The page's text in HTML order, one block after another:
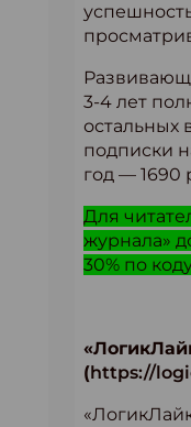
3-4 лет
остальных
подписки
год — 1690
Для
журнала»
30% по
(https://